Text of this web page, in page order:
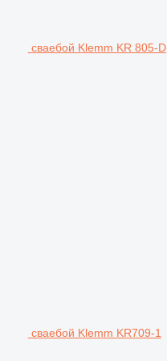
сваебой Klemm KR 805-D
сваебой Klemm KR709-1